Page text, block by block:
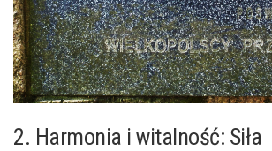
2. Harmonia ‌i witalność: Siła